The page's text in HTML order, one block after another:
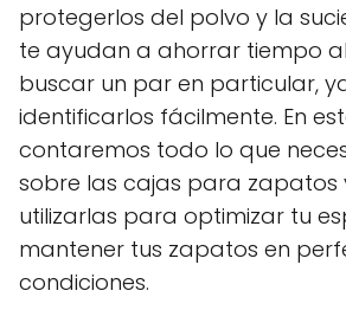
protegerlos del polvo y la
te ayudan a ahorrar tiempo
buscar un par en particular,
identificarlos fácilmente. En
contaremos todo lo que
sobre las cajas para zapatos
utilizarlas para optimizar tu
mantener tus zapatos en
condiciones.